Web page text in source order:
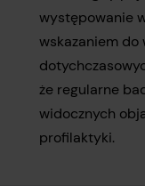
występowanie
wskazaniem do
że regularne
widocznych
profilaktyki.